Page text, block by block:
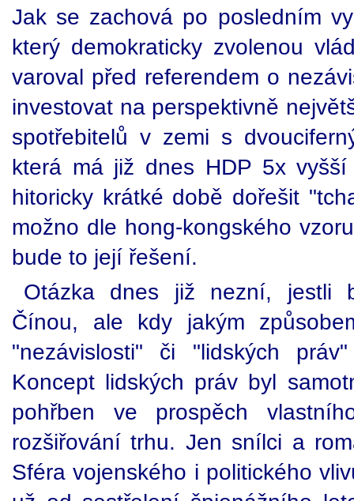
Jak se zachová po posledním
který demokraticky zvolenou
varoval před referendem o
investovat na perspektivně
spotřebitelů v zemi s
která má již dnes HDP 5x
hitoricky krátké době dořešit
možno dle hong-kongského
bude to její řešení.
Otázka dnes již nezní, jestli
Čínou, ale kdy jakým
"nezávislosti" či "lidských
Koncept lidských práv byl
pohřben ve prospěch
rozšiřování trhu. Jen snílci a
Sféra vojenského i politického